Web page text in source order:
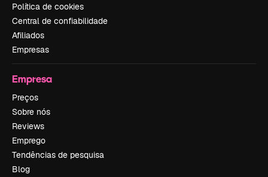
Política de cookies
Central de confiabilidade
Afiliados
Empresas
Empresa
Preços
Sobre nós
Reviews
Emprego
Tendências de pesquisa
Blog